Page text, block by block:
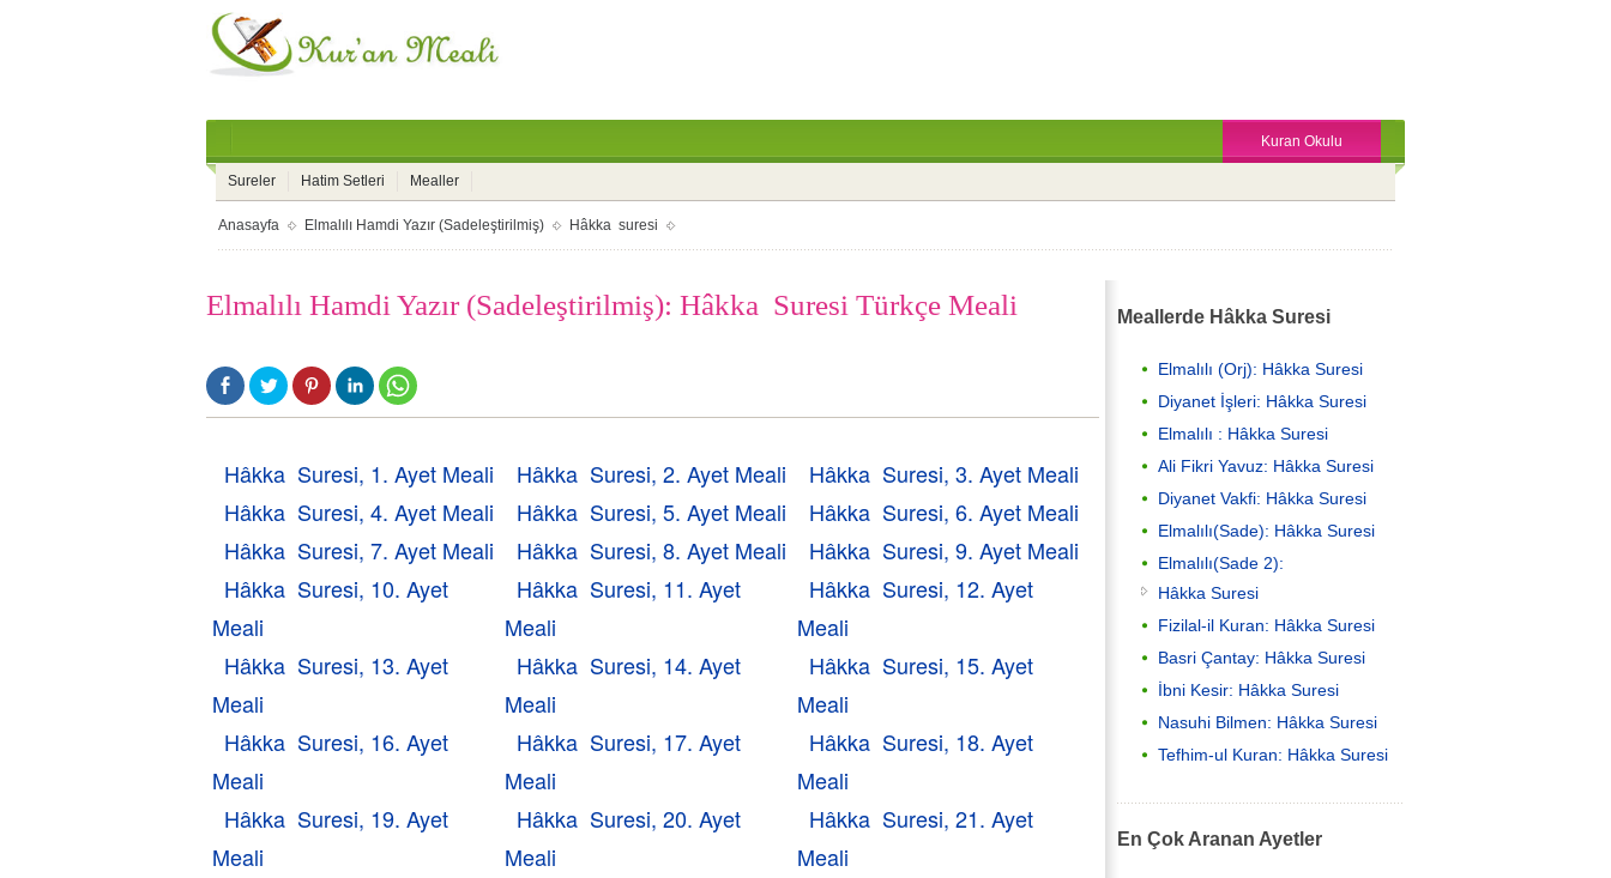
Kuran Okulu
Sureler Hatim Setleri Mealler
Anasayfa Elmalılı Hamdi Yazır (Sadeleştirilmiş) Hâkka suresi
Elmalılı Hamdi Yazır (Sadeleştirilmiş): Hâkka Suresi Türkçe Meali
Hâkka Suresi, 1. Ayet Meali Hâkka Suresi, 2. Ayet Meali
Hâkka Suresi, 3. Ayet Meali
Hâkka Suresi, 4. Ayet Meali
Hâkka Suresi, 5. Ayet Meali
Hâkka Suresi, 6. Ayet Meali
Hâkka Suresi, 7. Ayet Meali
Hâkka Suresi, 8. Ayet Meali
Hâkka Suresi, 9. Ayet Meali
Hâkka Suresi, 10. Ayet
Meali
Hâkka Suresi, 11. Ayet
Meali
Hâkka Suresi, 12. Ayet
Meali
Hâkka Suresi, 13. Ayet
Meali
Hâkka Suresi, 14. Ayet
Meali
Hâkka Suresi, 15. Ayet
Meali
Hâkka Suresi, 16. Ayet
Meali
Hâkka Suresi, 17. Ayet
Meali
Hâkka Suresi, 18. Ayet
Meali
Hâkka Suresi, 19. Ayet
Meali
Hâkka Suresi, 20. Ayet
Meali
Hâkka Suresi, 21. Ayet
Meali
Meallerde Hâkka Suresi
Elmalılı (Orj): Hâkka Suresi
Diyanet İşleri: Hâkka Suresi
Elmalılı : Hâkka Suresi
Ali Fikri Yavuz: Hâkka Suresi
Diyanet Vakfi: Hâkka Suresi
Elmalılı(Sade): Hâkka Suresi
Elmalılı(Sade 2):
Hâkka Suresi
Fizilal-il Kuran: Hâkka Suresi
Basri Çantay: Hâkka Suresi
İbni Kesir: Hâkka Suresi
Nasuhi Bilmen: Hâkka Suresi
Tefhim-ul Kuran: Hâkka Suresi
En Çok Aranan Ayetler